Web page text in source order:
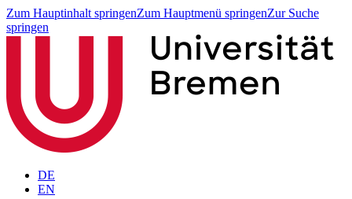
Zum Hauptinhalt springenZum Hauptmenü springenZur Suche
springen
DE
EN